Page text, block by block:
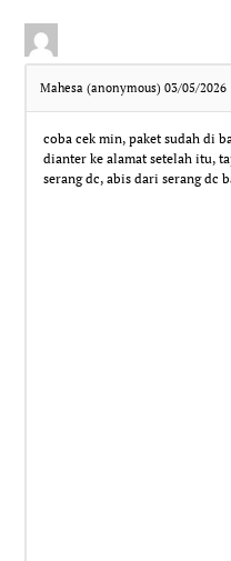
Mahesa (anonymous)03/05/2026
coba cek min, paket sudah di
dianter ke alamat setelah itu,
serang dc, abis dari serang dc